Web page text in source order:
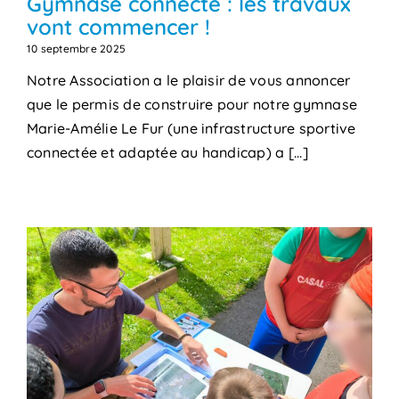
vont commencer !
10 septembre 2025
Notre Association a le plaisir de vous annoncer
que le permis de construire pour notre gymnase
Marie-Amélie Le Fur (une infrastructure sportive
connectée et adaptée au handicap) a [...]